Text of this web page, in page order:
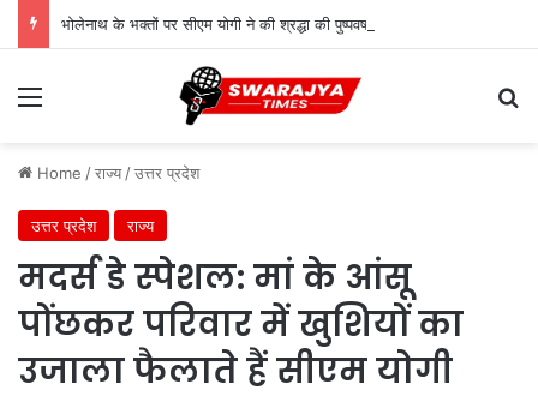
भोलेनाथ के भक्तों पर सीएम योगी ने की श्रद्धा की पुष्पवर्षा
Menu
Home /राज्य /उत्तर प्रदेश
उत्तर प्रदेश राज्य
मदर्स डे स्पेशल: मां के आंसू
पोंछकर परिवार में खुशियों का
उजाला फैलाते हैं सीएम योगी